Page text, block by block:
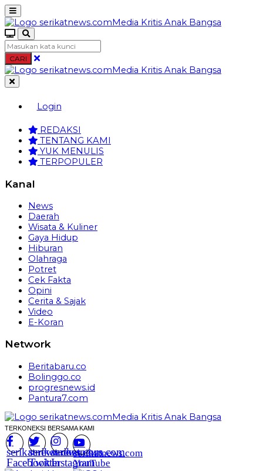
CARI
Login
REDAKSI
TENTANG KAMI
YUK MENULIS
TERPOPULER
Kanal
News
Daerah
Wisata & Kuliner
Gaya Hidup
Hiburan
Olahraga
Potret
Cek Fakta
Opini
Cerita & Sajak
Video
E-Koran
Network
Beritabaru.co
Bolinggo.co
progresnews.id
Pantura7.com
TERKONEKSI BERSAMA KAMI
serikatnews.com
Facebook
serikatnews.com
Twitter
serikatnews.com
Instagram
serikatnews.com
YouTube